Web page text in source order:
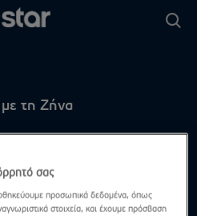
τη Ζήνα
Δες τα όλα
σας
προσωπικά δεδομένα, όπως
στοιχεία, και έχουμε πρόσβαση